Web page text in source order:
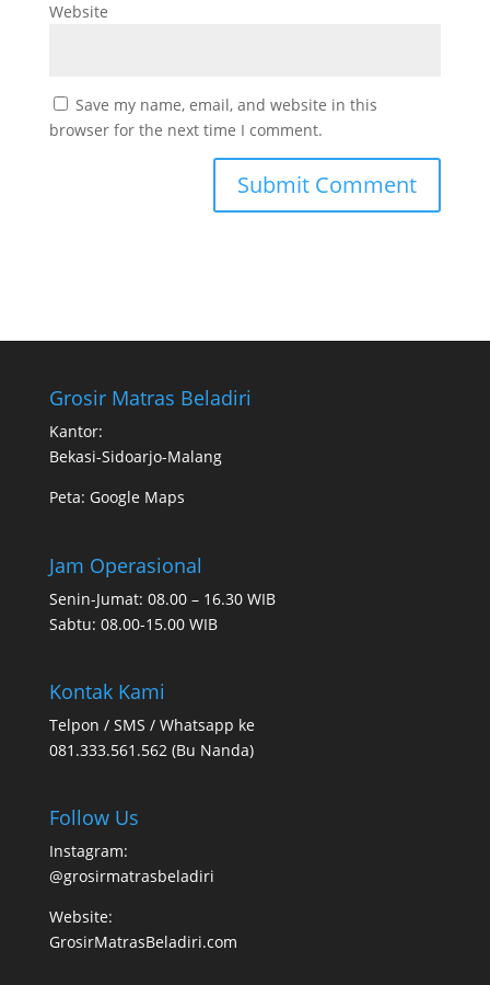
Website
Save my name, email, and website in this
browser for the next time I comment.
Grosir Matras Beladiri
Kantor:
Bekasi-Sidoarjo-Malang
Peta: Google Maps
Jam Operasional
Senin-Jumat: 08.00 – 16.30 WIB
Sabtu: 08.00-15.00 WIB
Kontak Kami
Telpon / SMS / Whatsapp ke
081.333.561.562 (Bu Nanda)
Follow Us
Instagram:
@grosirmatrasbeladiri
Website:
GrosirMatrasBeladiri.com